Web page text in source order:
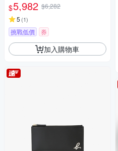
$5,982 $6,282
5 (1)
挑戰低價 券
加入購物車